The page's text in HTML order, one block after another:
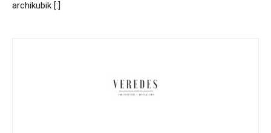
archikubik [:]